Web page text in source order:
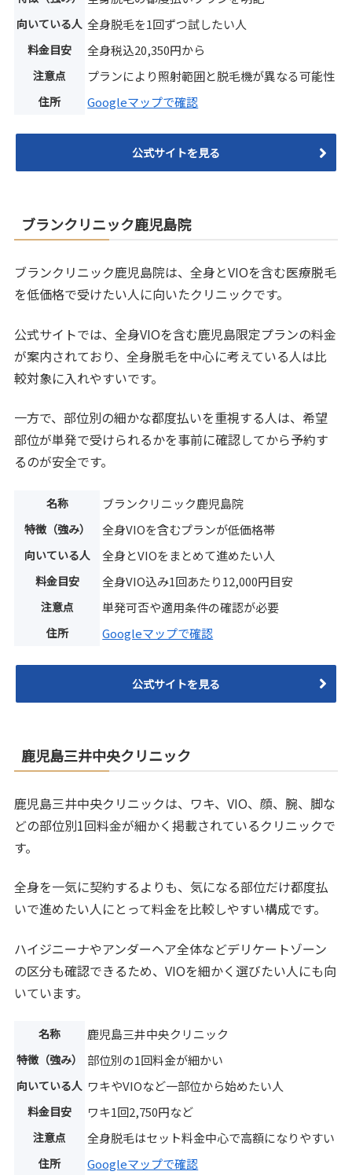
向いている人 全身脱毛を1回ずつ試したい人
料金目安 全身税込20,350円から
注意点 プランにより照射範囲と脱毛機が異なる可能性
住所 Googleマップで確認
公式サイトを見る
ブランクリニック鹿児島院
ブランクリニック鹿児島院は、全身とVIOを含む医療脱毛
を低価格で受けたい人に向いたクリニックです。
公式サイトでは、全身VIOを含む鹿児島限定プランの料金
が案内されており、全身脱毛を中心に考えている人は比
較対象に入れやすいです。
一方で、部位別の細かな都度払いを重視する人は、希望
部位が単発で受けられるかを事前に確認してから予約す
るのが安全です。
名称 ブランクリニック鹿児島院
特徴（強み） 全身VIOを含むプランが低価格帯
向いている人 全身とVIOをまとめて進めたい人
料金目安 全身VIO込み1回あたり12,000円目安
注意点 単発可否や適用条件の確認が必要
住所 Googleマップで確認
公式サイトを見る
鹿児島三井中央クリニック
鹿児島三井中央クリニックは、ワキ、VIO、顔、腕、脚な
どの部位別1回料金が細かく掲載されているクリニックで
す。
全身を一気に契約するよりも、気になる部位だけ都度払
いで進めたい人にとって料金を比較しやすい構成です。
ハイジニーナやアンダーヘア全体などデリケートゾーン
の区分も確認できるため、VIOを細かく選びたい人にも向
いています。
名称 鹿児島三井中央クリニック
特徴（強み） 部位別の1回料金が細かい
向いている人 ワキやVIOなど一部位から始めたい人
料金目安 ワキ1回2,750円など
注意点 全身脱毛はセット料金中心で高額になりやすい
住所 Googleマップで確認